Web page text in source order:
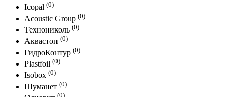
Icopal (0)
Acoustic Group (0)
Технониколь (0)
Аквастоп (0)
ГидроКонтур (0)
Plastfoil (0)
Isobox (0)
Шуманет (0)
(0)